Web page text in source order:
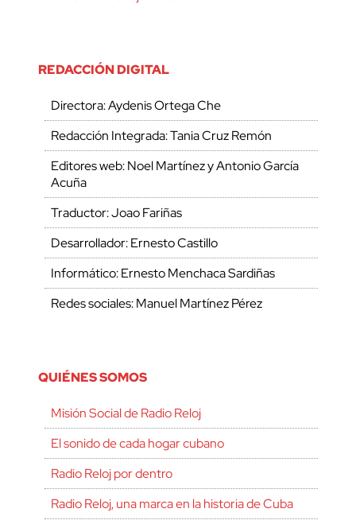
REDACCIÓN DIGITAL
Directora: Aydenis Ortega Che
Redacción Integrada: Tania Cruz Remón
Editores web: Noel Martínez y Antonio García
Acuña
Traductor: Joao Fariñas
Desarrollador: Ernesto Castillo
Informático: Ernesto Menchaca Sardiñas
Redes sociales: Manuel Martínez Pérez
QUIÉNES SOMOS
Misión Social de Radio Reloj
El sonido de cada hogar cubano
Radio Reloj por dentro
Radio Reloj, una marca en la historia de Cuba